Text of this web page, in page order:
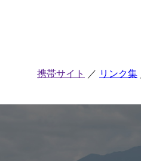
携帯サイト リンク集